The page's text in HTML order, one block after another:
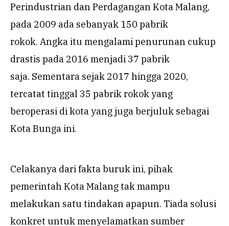
Perindustrian dan Perdagangan Kota Malang,
pada 2009 ada sebanyak 150 pabrik
rokok. Angka itu mengalami penurunan cukup
drastis pada 2016 menjadi 37 pabrik
saja. Sementara sejak 2017 hingga 2020,
tercatat tinggal 35 pabrik rokok yang
beroperasi di kota yang juga berjuluk sebagai
Kota Bunga ini.
Celakanya dari fakta buruk ini, pihak
pemerintah Kota Malang tak mampu
melakukan satu tindakan apapun. Tiada solusi
konkret untuk menyelamatkan sumber